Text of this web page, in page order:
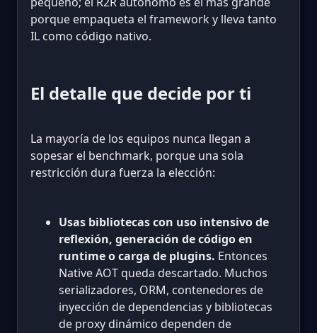
porque empaqueta el framework y lleva tanto
IL como código nativo.
El detalle que decide por ti
La mayoría de los equipos nunca llegan a
sopesar el benchmark, porque una sola
restricción dura fuerza la elección:
Usas bibliotecas con uso intensivo de
reflexión, generación de código en
runtime o carga de plugins. Entonces
Native AOT queda descartado. Muchos
serializadores, ORM, contenedores de
inyección de dependencias y bibliotecas
de proxy dinámico dependen de